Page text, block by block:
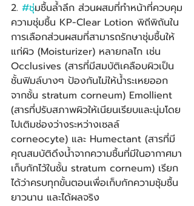
2. #ชุ่มชื้นล้ำลึก ส่วนผสมที่ทำหน้าที่ควบคุม
ความชุ่มชื้น KP-Clear Lotion พิถีพิถันใน
การเลือกส่วนผสมที่สามารถรักษาชุ่มชื้นให้
แก่ผิว (Moisturizer) หลายกลไก เช่น
Occlusives (สารที่มีสมบัติเคลือบผิวเป็น
ชั้นฟิมล์บางๆ ป้องกันไม่ให้น้ำระเหยออก
จากชั้น stratum corneum) Emollient
(สารที่ปรับสภาพผิวให้เนียนเรียบและนุ่มโดย
ไปเติมช่องว่างระหว่างเซลล์
corneocyte) และ Humectant (สารที่มี
คุณสมบัติดึงน้ำจากความชื้นที่มีในอากาศมา
เก็บกักไว้ในชั้น stratum corneum) เรียก
ได้ว่าครบทุกขั้นตอนเพื่อเก็บกักความชุ้มชื้น
ยาวนาน และได้ผลจริง